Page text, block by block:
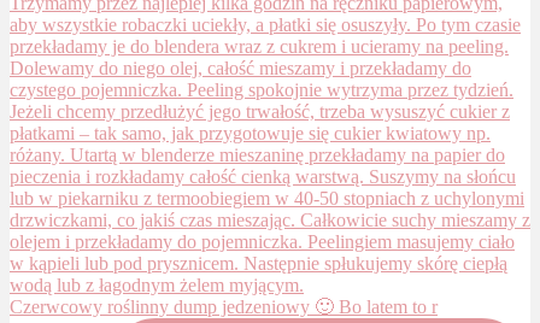
Czerwcowy roślinny dump jedzeniowy 🙂 Bo latem to r